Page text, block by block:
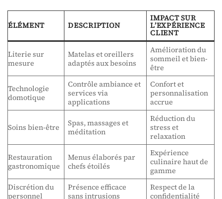
ÉLÉMENT DESCRIPTION
IMPACT SUR
L’EXPÉRIENCE
CLIENT
Literie sur
mesure
Matelas et oreillers
adaptés aux besoins
Amélioration du
sommeil et bien-
être
Technologie
domotique
Contrôle ambiance et
services via
applications
Confort et
personnalisation
accrue
Soins bien-être
Spas, massages et
méditation
Réduction du
stress et
relaxation
Restauration
gastronomique
Menus élaborés par
chefs étoilés
Expérience
culinaire haut de
gamme
Discrétion du
personnel
Présence efficace
sans intrusions
Respect de la
confidentialité